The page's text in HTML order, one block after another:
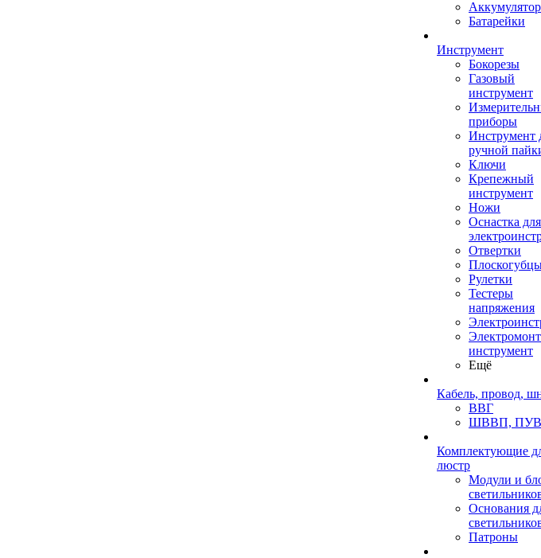
Батарейки
Инструмент
Бокорезы
Газовый
инструмент
приборы
Инструмент
ручной
Ключи
Крепежный
инструмент
Ножи
Оснастка для
Отвертки
Рулетки
Тестеры
напряжения
инструмент
Ещё
Кабель, провод,
ВВГ
ШВВП,
Комплектующие
люстр
Модули и
Основания
Патроны